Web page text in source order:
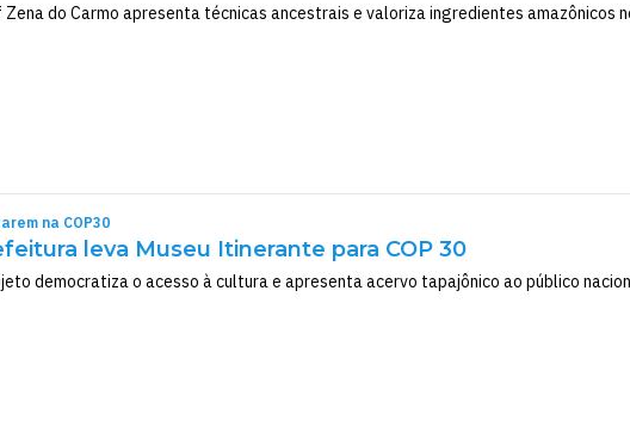
Zena do Carmo apresenta técnicas ancestrais e valoriza ingredientes amazônicos
na COP30
leva Museu Itinerante para COP 30
democratiza o acesso à cultura e apresenta acervo tapajônico ao público